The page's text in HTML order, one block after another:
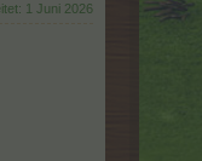
1 Juni 2026